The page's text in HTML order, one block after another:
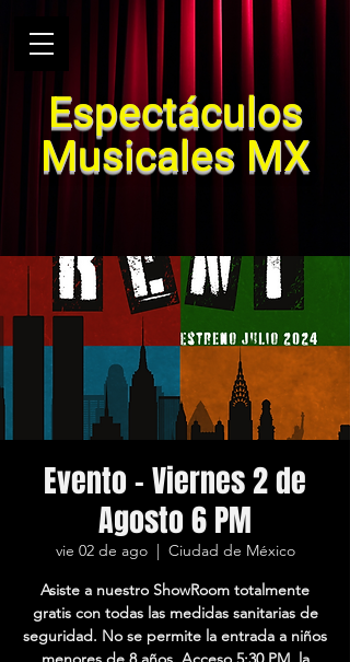
Espectáculos
Musicales MX
Evento - Viernes 2 de
Agosto 6 PM
vie 02 de ago
  |
Ciudad de México
Asiste a nuestro ShowRoom totalmente
gratis con todas las medidas sanitarias de
seguridad. No se permite la entrada a niños